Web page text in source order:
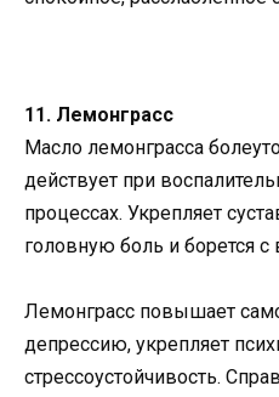
11. Лемонграсс
Масло лемонграсса
действует при
процессах. Укрепляет
головную боль и борется
Лемонграсс повышает
депрессию, укрепляет
стрессоустойчивость.